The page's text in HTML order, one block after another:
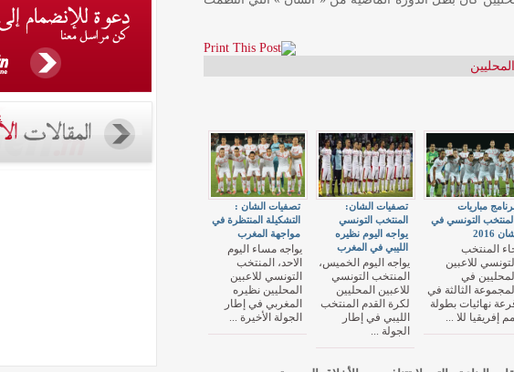
تصفيات الشان :
التشكيلة المنتظرة في
مواجهة المغرب
يواجه مساء اليوم
الاحد، المنتخب
التونسي للاعبين
المحليين نظيره
المغربي في إطار
الجولة الأخيرة ...
تصفيات الشان:
المنتخب التونسي
يواجه اليوم نظيره
الليبي في المغرب
يواجه اليوم الخميس،
المنتخب التونسي
للاعبين المحليين
لكرة القدم المنتخب
الليبي في إطار
الجولة ...
مباريات
المنتخب التونسي في
2016
المنتخب
التونسي للاعبين
المحليين في
المجموعة الثالثة في
نهائيات بطولة
امم إفريقيا للا ...